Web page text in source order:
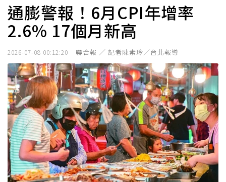
通膨警報！6月CPI年增率
2.6% 17個月新高
2026-07-08 00:12:20 聯合報 ／ 記者陳素玲／台北報導